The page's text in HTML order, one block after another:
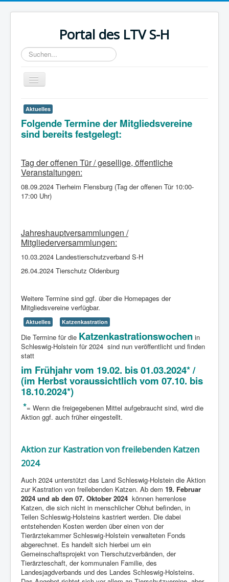
Portal des LTV S-H
Suchen...
Toggle
Navigation
Start
Wir über uns
Aktuelles
Landestierschutzbeauftragte
Mitglied werden
Spenden
Impressum
Aktuelles
Folgende Termine der Mitgliedsvereine
sind bereits festgelegt:
Tag der offenen Tür / gesellige, öffentliche
Veranstaltungen:
08.09.2024 Tierheim Flensburg (Tag der offenen Tür 10:00-
17:00 Uhr)
Jahreshauptversammlungen /
Mitgliederversammlungen:
10.03.2024 Landestierschutzverband S-H
26.04.2024 Tierschutz Oldenburg
Weitere Termine sind ggf. über die Homepages der
Mitgliedsvereine verfügbar.
Aktuelles Katzenkastration
Die Termine für die Katzenkastrationswochen in
Schleswig-Holstein für 2024 sind nun veröffentlicht und finden
statt
im Frühjahr vom 19.02. bis 01.03.2024* /
(im Herbst voraussichtlich vom 07.10. bis
18.10.2024*)
*= Wenn die freigegebenen Mittel aufgebraucht sind, wird die
Aktion ggf. auch früher eingestellt.
Aktion zur Kastration von freilebenden Katzen
2024
Auch 2024 unterstützt das Land Schleswig-Holstein die Aktion
zur Kastration von freilebenden Katzen. Ab dem 19. Februar
2024 und ab den 07. Oktober 2024 können herrenlose
Katzen, die sich nicht in menschlicher Obhut befinden, in
Teilen Schleswig-Holsteins kastriert werden. Die dabei
entstehenden Kosten werden über einen von der
Tierärztekammer Schleswig-Holstein verwalteten Fonds
abgerechnet. Es handelt sich hierbei um ein
Gemeinschaftsprojekt von Tierschutzverbänden, der
Tierärzteschaft, der kommunalen Familie, des
Landesjagdverbands und des Landes Schleswig-Holsteins.